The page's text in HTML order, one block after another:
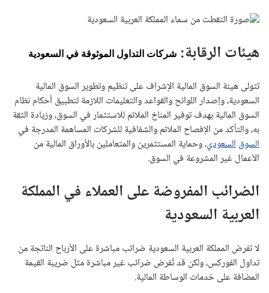
هيئات الرقابة: شركات التداول الموثوقة في السعودية
تتولى هيئة السوق المالية الإشراف على تنظيم وتطوير السوق المالية
السعودية، وإصدار اللوائح والقواعد والتعليمات اللازمة لتطبيق أحكام نظام
السوق المالية بهدف توفير المناخ الملائم للاستثمار في السوق، وزيادة الثقة
به، والتأكد من الإفصاح الملائم والشفافية للشركات المساهمة المدرجة في
السوقالسعودي، وحماية المستثمرين والمتعاملين بالأوراق المالية من
الأعمال غير المشروعة في السوق.
الضرائب المفروضة على العملاء في المملكة
العربية السعودية
لا تفرض المملكة العربية السعودية ضرائب مباشرة على الأرباح الناتجة من
تداول الفوركس، ولكن قد تُفرض ضرائب غير مباشرة مثل ضريبة القيمة
المضافة على خدمات الوساطة المالية.